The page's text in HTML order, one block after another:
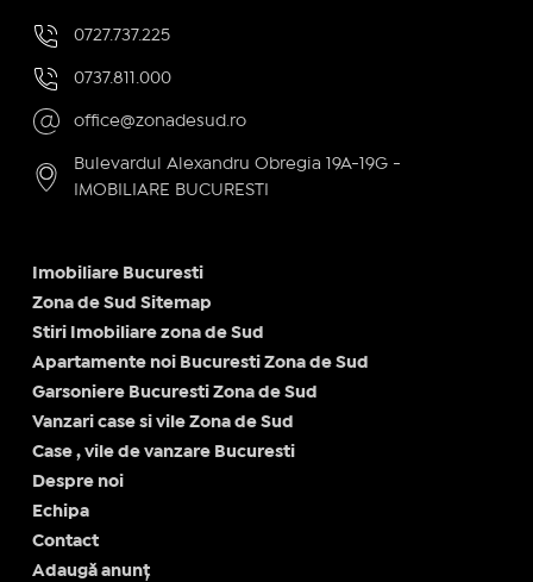
0727.737.225
0737.811.000
office@zonadesud.ro
Bulevardul Alexandru Obregia 19A-19G -
IMOBILIARE BUCURESTI
Imobiliare Bucuresti
Zona de Sud Sitemap
Stiri Imobiliare zona de Sud
Apartamente noi Bucuresti Zona de Sud
Garsoniere Bucuresti Zona de Sud
Vanzari case si vile Zona de Sud
Case , vile de vanzare Bucuresti
Despre noi
Echipa
Contact
Adaugă anunț